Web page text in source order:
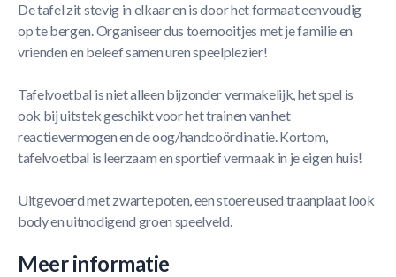
De tafel zit stevig in elkaar en is door het formaat eenvoudig
op te bergen. Organiseer dus toernooitjes met je familie en
vrienden en beleef samen uren speelplezier!
Tafelvoetbal is niet alleen bijzonder vermakelijk, het spel is
ook bij uitstek geschikt voor het trainen van het
reactievermogen en de oog/handcoördinatie. Kortom,
tafelvoetbal is leerzaam en sportief vermaak in je eigen huis!
Uitgevoerd met zwarte poten, een stoere used traanplaat look
body en uitnodigend groen speelveld.
Meer informatie